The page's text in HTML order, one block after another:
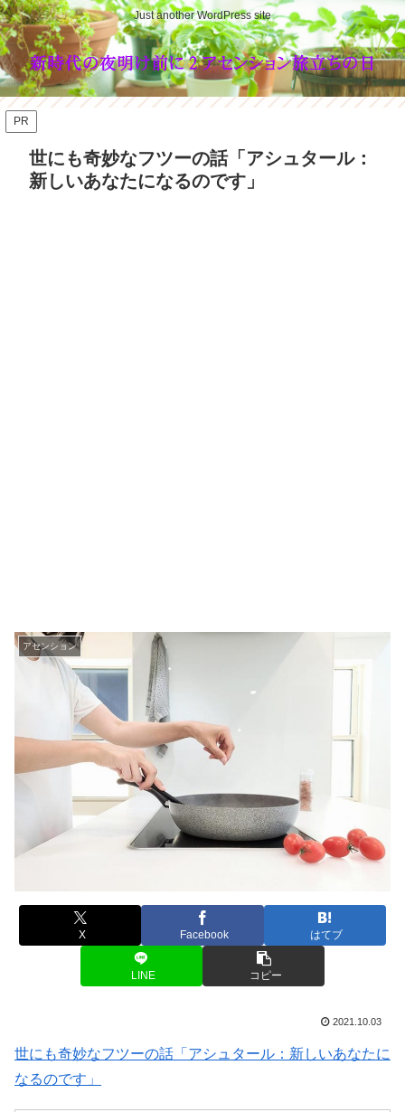
Just another WordPress site
PR
世にも奇妙なフツーの話「アシュタール：
新しいあなたになるのです」
アセンション
X Facebook はてブ
LINE コピー
2021.10.03
世にも奇妙なフツーの話「アシュタール：新しいあなたに
なるのです」